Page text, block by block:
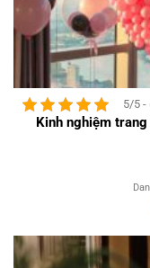
5/5 -
Kinh nghiệm